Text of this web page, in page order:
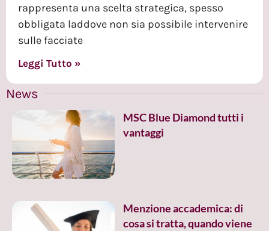
rappresenta una scelta strategica, spesso
obbligata laddove non sia possibile intervenire
sulle facciate
Leggi Tutto »
News
MSC Blue Diamond tutti i
vantaggi
Menzione accademica: di
cosa si tratta, quando viene